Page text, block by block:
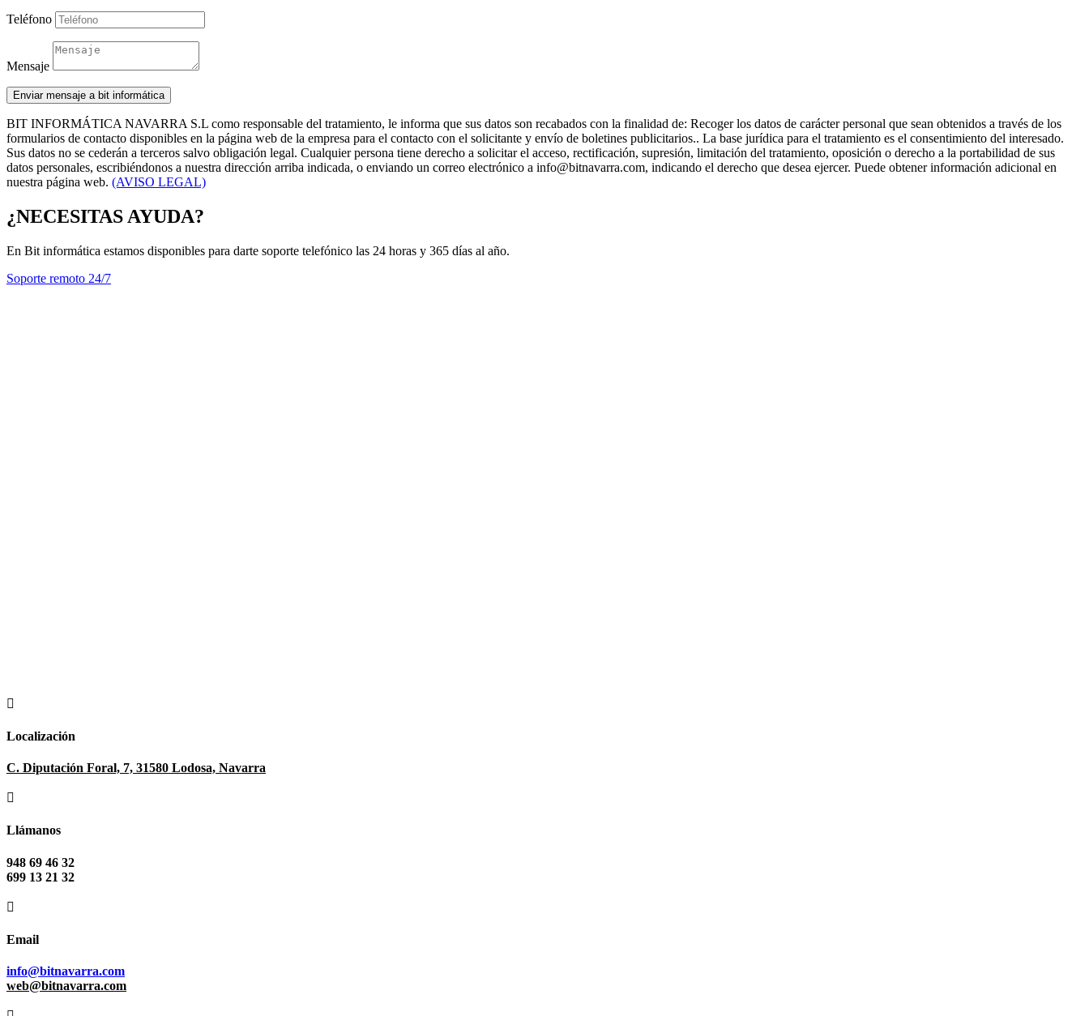
Teléfono
Mensaje
Enviar mensaje a bit informática
BIT INFORMÁTICA NAVARRA S.L como responsable del tratamiento, le informa que sus datos son recabados con la finalidad de: Recoger los datos de carácter personal que sean obtenidos a través de los
formularios de contacto disponibles en la página web de la empresa para el contacto con el solicitante y envío de boletines publicitarios.. La base jurídica para el tratamiento es el consentimiento del interesado.
Sus datos no se cederán a terceros salvo obligación legal. Cualquier persona tiene derecho a solicitar el acceso, rectificación, supresión, limitación del tratamiento, oposición o derecho a la portabilidad de sus
datos personales, escribiéndonos a nuestra dirección arriba indicada, o enviando un correo electrónico a info@bitnavarra.com, indicando el derecho que desea ejercer. Puede obtener información adicional en
nuestra página web. (AVISO LEGAL)
¿NECESITAS AYUDA?
En Bit informática estamos disponibles para darte soporte telefónico las 24 horas y 365 días al año.
Soporte remoto 24/7

Localización
C. Diputación Foral, 7, 31580 Lodosa, Navarra

Llámanos
948 69 46 32
699 13 21 32

Email
info@bitnavarra.com
web@bitnavarra.com